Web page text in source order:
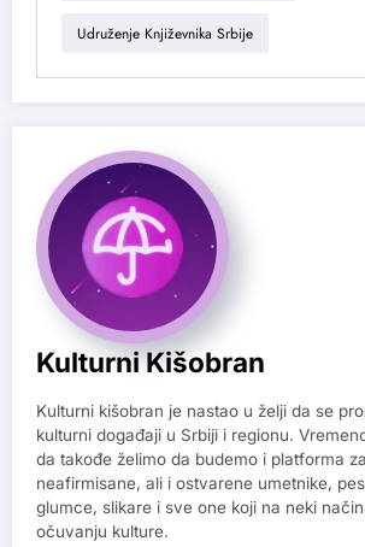
Udruženje Književnika Srbije
Kulturni Kišobran
Kulturni kišobran je nastao u želji da se
kulturni događaji u Srbiji i regionu.
da takođe želimo da budemo i platforma
neafirmisane, ali i ostvarene umetnike,
glumce, slikare i sve one koji na neki
očuvanju kulture.